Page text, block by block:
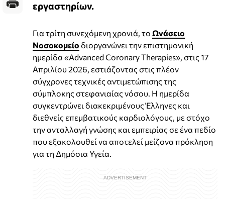
εργαστηρίων.
Για τρίτη συνεχόμενη χρονιά, το Ωνάσειο
Νοσοκομείο διοργανώνει την επιστημονική
ημερίδα «Advanced Coronary Therapies», στις 17
Απριλίου 2026, εστιάζοντας στις πλέον
σύγχρονες τεχνικές αντιμετώπισης της
σύμπλοκης στεφανιαίας νόσου. Η ημερίδα
συγκεντρώνει διακεκριμένους Έλληνες και
διεθνείς επεμβατικούς καρδιολόγους, με στόχο
την ανταλλαγή γνώσης και εμπειρίας σε ένα πεδίο
που εξακολουθεί να αποτελεί μείζονα πρόκληση
για τη Δημόσια Υγεία.